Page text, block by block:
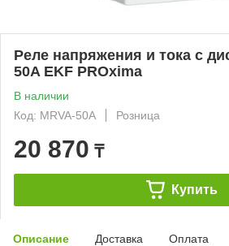
Реле напряжения и тока с
50A EKF PROxima
В наличии
Код: MRVA-50A
Розница
20 870 ₸
Купить
Описание Доставка Оплата